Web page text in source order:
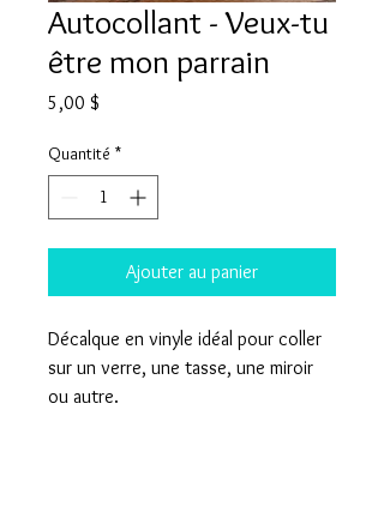
Autocollant - Veux-tu
être mon parrain
5,00 $
Quantité *
Ajouter au panier
Décalque en vinyle idéal pour coller
sur un verre, une tasse, une miroir
ou autre.